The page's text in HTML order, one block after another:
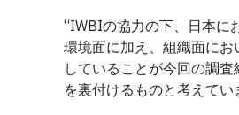
“IWBIの協力の下、日本に
環境面に加え、組織面に
していることが今回の調
を裏付けるものと考えて